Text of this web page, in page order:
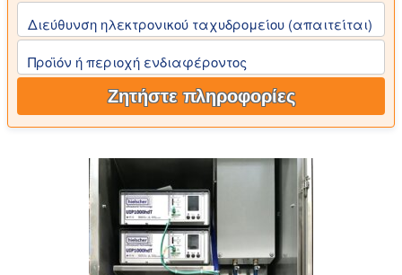
Διεύθυνση ηλεκτρονικού ταχυδρομείου (απαιτείται)
Προϊόν ή περιοχή ενδιαφέροντος
Ζητήστε πληροφορίες